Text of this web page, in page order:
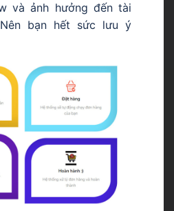
và ảnh hưởng đến tài
Nên bạn hết sức lưu ý